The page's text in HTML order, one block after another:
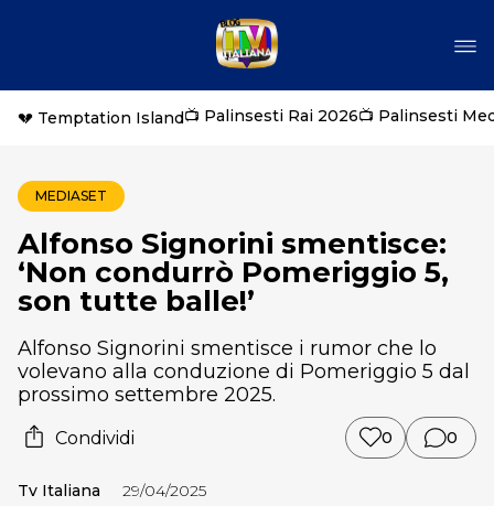
💔 Temptation Island📺 Palinsesti Rai 2026📺 Palinsesti
MEDIASET
Alfonso Signorini smentisce:
‘Non condurrò Pomeriggio 5,
son tutte balle!’
Alfonso Signorini smentisce i rumor che lo
volevano alla conduzione di Pomeriggio 5 dal
prossimo settembre 2025.
Condividi 0 0
Tv Italiana 29/04/2025